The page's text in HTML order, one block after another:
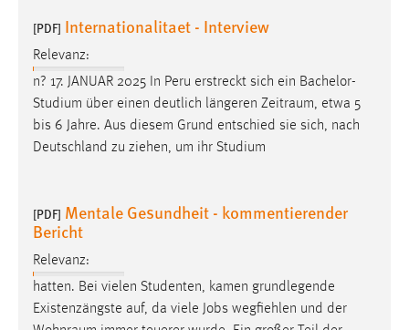
[PDF] Internationalitaet - Interview
Relevanz:
n? 17. JANUAR 2025 In Peru erstreckt sich ein Bachelor-
Studium über einen deutlich längeren Zeitraum, etwa 5
bis 6 Jahre. Aus diesem Grund entschied sie sich, nach
Deutschland zu ziehen, um ihr Studium
[PDF] Mentale Gesundheit - kommentierender
Bericht
Relevanz:
hatten. Bei vielen Studenten, kamen grundlegende
Existenzängste auf, da viele Jobs wegfiehlen und der